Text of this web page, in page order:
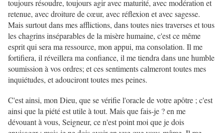
toujours résoudre, toujours agir avec maturité, avec modération et
retenue, avec droiture de cœur, avec réflexion et avec sagesse.
Mais surtout dans mes afflictions, dans toutes nies traverses et tous
les chagrins inséparables de la misère humaine, c'est ce même
esprit qui sera ma ressource, mon appui, ma consolation. Il me
fortifiera, il réveillera ma confiance, il me tiendra dans une humble
soumission à vos ordres; et ces sentiments calmeront toutes mes
inquiétudes, et adouciront toutes mes peines.
C'est ainsi, mon Dieu, que se vérifie l'oracle de votre apôtre ; c'est
ainsi que la piété est utile à tout. Mais que fais-je ? en me
dévouant à vous, Seigneur, ce n'est point moi que je dois